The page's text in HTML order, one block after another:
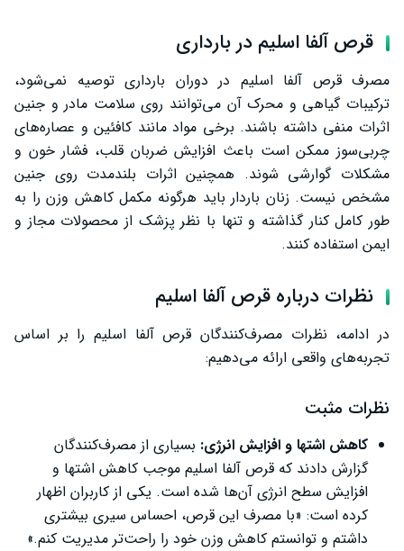
قرص آلفا اسلیم در بارداری
مصرف قرص آلفا اسلیم در دوران بارداری توصیه نمی‌شود،
ترکیبات گیاهی و محرک آن می‌توانند روی سلامت مادر و جنین
اثرات منفی داشته باشند. برخی مواد مانند کافئین و عصاره‌های
چربی‌سوز ممکن است باعث افزایش ضربان قلب، فشار خون و
مشکلات گوارشی شوند. همچنین اثرات بلندمدت روی جنین
مشخص نیست. زنان باردار باید هرگونه مکمل کاهش وزن را به
طور کامل کنار گذاشته و تنها با نظر پزشک از محصولات مجاز و
ایمن استفاده کنند.
نظرات درباره قرص آلفا اسلیم
در ادامه، نظرات مصرف‌کنندگان قرص آلفا اسلیم را بر اساس
تجربه‌های واقعی ارائه می‌دهیم:
نظرات مثبت
کاهش اشتها و افزایش انرژی: بسیاری از مصرف‌کنندگان
گزارش دادند که قرص آلفا اسلیم موجب کاهش اشتها و
افزایش سطح انرژی آن‌ها شده است. یکی از کاربران اظهار
کرده است: «با مصرف این قرص، احساس سیری بیشتری
داشتم و توانستم کاهش وزن خود را راحت‌تر مدیریت کنم.»